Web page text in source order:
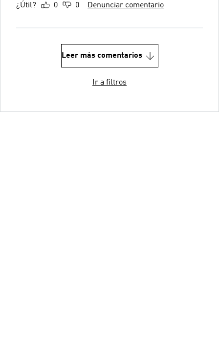
¿Útil? 0 0 Denunciar comentario
Leer más comentarios
Ir a filtros